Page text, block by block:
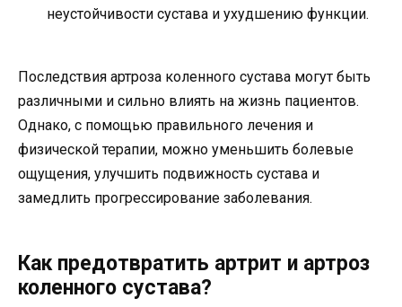
неустойчивости сустава и ухудшению функции.
Последствия артроза коленного сустава могут быть
различными и сильно влиять на жизнь пациентов.
Однако, с помощью правильного лечения и
физической терапии, можно уменьшить болевые
ощущения, улучшить подвижность сустава и
замедлить прогрессирование заболевания.
Как предотвратить артрит и артроз
коленного сустава?